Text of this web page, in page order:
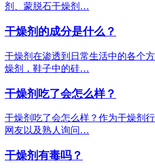
剂、蒙脱石干燥剂…
干燥剂的成分是什么？
干燥剂在渗透到日常生活中的各个
燥剂，鞋子中的硅…
干燥剂吃了会怎么样？
干燥剂吃了会怎么样？作为干燥剂
网友以及熟人询问…
干燥剂有毒吗？